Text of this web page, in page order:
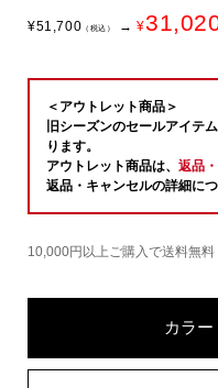
¥51,700 （税込） → ¥
＜アウトレット商品＞
旧シーズンのセールアイテ
ります。
アウトレット商品は、 返品
返品・キャンセルの詳細に
10,000円以上ご購入で送料無料
カラ